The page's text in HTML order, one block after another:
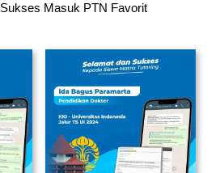
Sukses Masuk PTN Favorit